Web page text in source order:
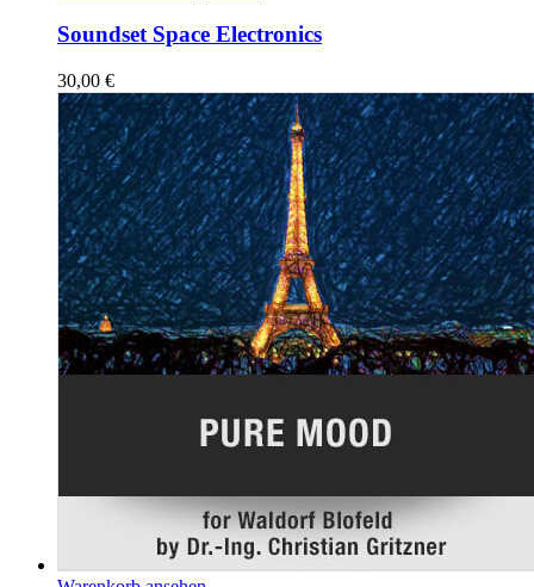
Soundset Space Electronics
30,00 €